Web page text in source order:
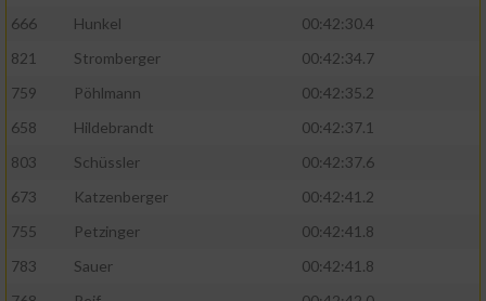
666
Hunkel
00:42:30.4
821
Stromberger
00:42:34.7
759
Pöhlmann
00:42:35.2
658
Hildebrandt
00:42:37.1
803
Schüssler
00:42:37.6
673
Katzenberger
00:42:41.2
755
Petzinger
00:42:41.8
783
Sauer
00:42:41.8